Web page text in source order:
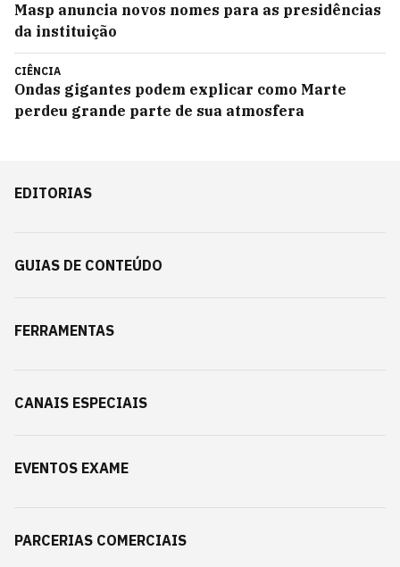
Masp anuncia novos nomes para as presidências
da instituição
CIÊNCIA
Ondas gigantes podem explicar como Marte
perdeu grande parte de sua atmosfera
EDITORIAS
GUIAS DE CONTEÚDO
FERRAMENTAS
CANAIS ESPECIAIS
EVENTOS EXAME
PARCERIAS COMERCIAIS